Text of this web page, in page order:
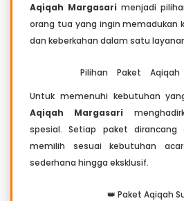
Aqiqah Margasari menjadi
orang tua yang ingin memadukan
dan keberkahan dalam satu
Pilihan Paket Aqiqah
Untuk memenuhi kebutuhan
Aqiqah Margasari
spesial. Setiap paket dirancang
memilih sesuai kebutuhan
sederhana hingga eksklusif.
👑 Paket Aqiqah